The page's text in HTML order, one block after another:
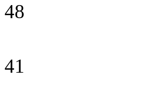
48
41